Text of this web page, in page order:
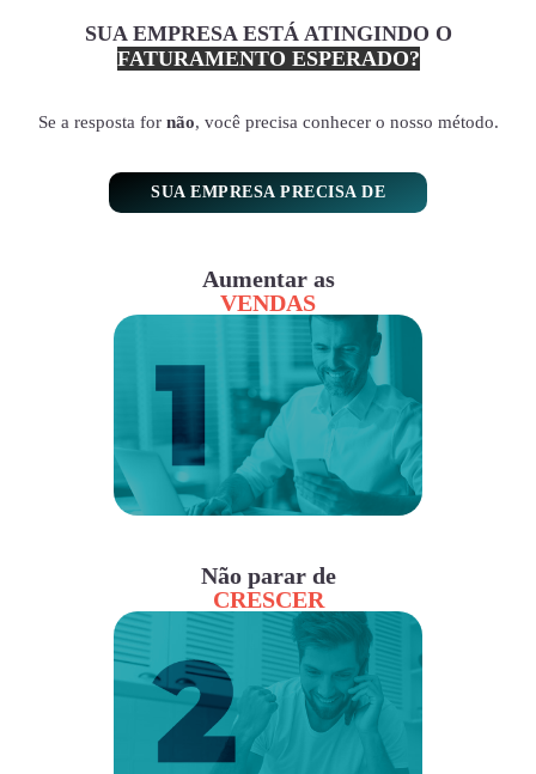
SUA EMPRESA ESTÁ ATINGINDO O
FATURAMENTO ESPERADO?
Se a resposta for não, você precisa conhecer o nosso método.
SUA EMPRESA PRECISA DE
Aumentar as
VENDAS
Não parar de
CRESCER